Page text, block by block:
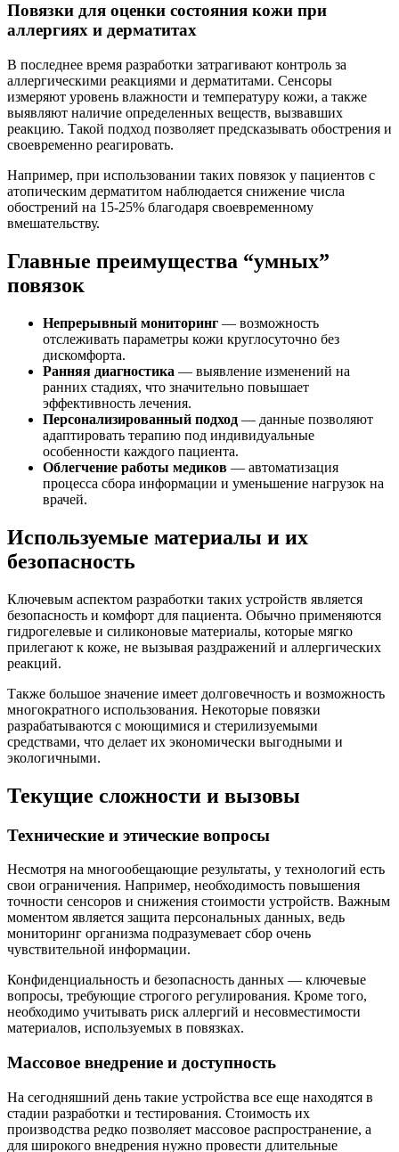
Повязки для оценки состояния кожи при
аллергиях и дерматитах
В последнее время разработки затрагивают контроль за
аллергическими реакциями и дерматитами. Сенсоры
измеряют уровень влажности и температуру кожи, а также
выявляют наличие определенных веществ, вызвавших
реакцию. Такой подход позволяет предсказывать обострения и
своевременно реагировать.
Например, при использовании таких повязок у пациентов с
атопическим дерматитом наблюдается снижение числа
обострений на 15-25% благодаря своевременному
вмешательству.
Главные преимущества “умных”
повязок
Непрерывный мониторинг — возможность
отслеживать параметры кожи круглосуточно без
дискомфорта.
Ранняя диагностика — выявление изменений на
ранних стадиях, что значительно повышает
эффективность лечения.
Персонализированный подход — данные позволяют
адаптировать терапию под индивидуальные
особенности каждого пациента.
Облегчение работы медиков — автоматизация
процесса сбора информации и уменьшение нагрузок на
врачей.
Используемые материалы и их
безопасность
Ключевым аспектом разработки таких устройств является
безопасность и комфорт для пациента. Обычно применяются
гидрогелевые и силиконовые материалы, которые мягко
прилегают к коже, не вызывая раздражений и аллергических
реакций.
Также большое значение имеет долговечность и возможность
многократного использования. Некоторые повязки
разрабатываются с моющимися и стерилизуемыми
средствами, что делает их экономически выгодными и
экологичными.
Текущие сложности и вызовы
Технические и этические вопросы
Несмотря на многообещающие результаты, у технологий есть
свои ограничения. Например, необходимость повышения
точности сенсоров и снижения стоимости устройств. Важным
моментом является защита персональных данных, ведь
мониторинг организма подразумевает сбор очень
чувствительной информации.
Конфиденциальность и безопасность данных — ключевые
вопросы, требующие строгого регулирования. Кроме того,
необходимо учитывать риск аллергий и несовместимости
материалов, используемых в повязках.
Массовое внедрение и доступность
На сегодняшний день такие устройства все еще находятся в
стадии разработки и тестирования. Стоимость их
производства редко позволяет массовое распространение, а
для широкого внедрения нужно провести длительные